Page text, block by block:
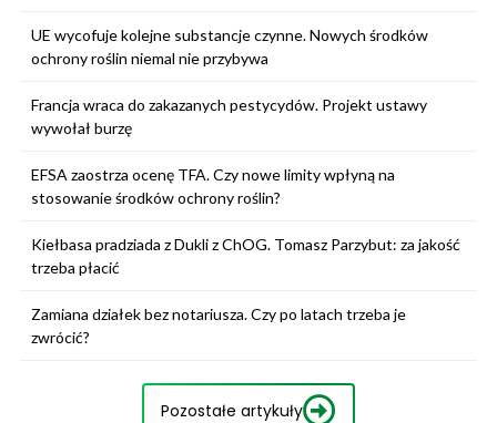
UE wycofuje kolejne substancje czynne. Nowych środków
ochrony roślin niemal nie przybywa
Francja wraca do zakazanych pestycydów. Projekt ustawy
wywołał burzę
EFSA zaostrza ocenę TFA. Czy nowe limity wpłyną na
stosowanie środków ochrony roślin?
Kiełbasa pradziada z Dukli z ChOG. Tomasz Parzybut: za jakość
trzeba płacić
Zamiana działek bez notariusza. Czy po latach trzeba je
zwrócić?
Pozostałe artykuły